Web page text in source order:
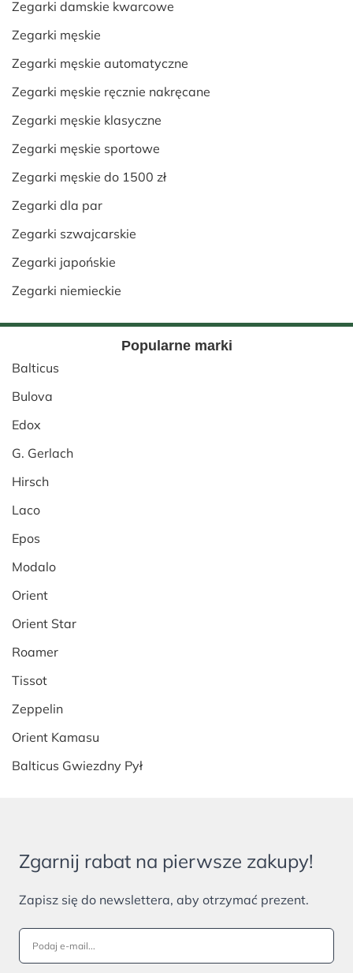
Zegarki damskie kwarcowe
Zegarki męskie
Zegarki męskie automatyczne
Zegarki męskie ręcznie nakręcane
Zegarki męskie klasyczne
Zegarki męskie sportowe
Zegarki męskie do 1500 zł
Zegarki dla par
Zegarki szwajcarskie
Zegarki japońskie
Zegarki niemieckie
Popularne marki
Balticus
Bulova
Edox
G. Gerlach
Hirsch
Laco
Epos
Modalo
Orient
Orient Star
Roamer
Tissot
Zeppelin
Orient Kamasu
Balticus Gwiezdny Pył
Zgarnij rabat na pierwsze zakupy!
Zapisz się do newslettera, aby otrzymać prezent.